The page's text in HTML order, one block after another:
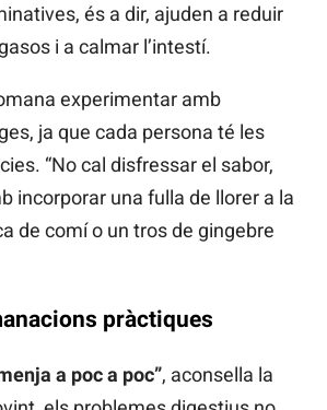
és a dir, ajuden a reduir
i a calmar l’intestí.
experimentar amb
ja que cada persona té les
“No cal disfressar el sabor,
incorporar una fulla de llorer a la
de comí o un tros de gingebre
pràctiques
a poc a poc”, aconsella la